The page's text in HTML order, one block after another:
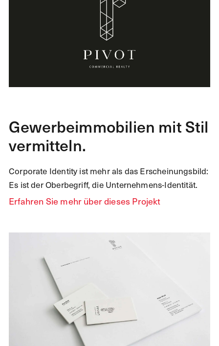
Gewerbeimmobilien mit Stil
vermitteln.
Corporate Identity ist mehr als das Erscheinungsbild:
Es ist der Oberbegriff, die Unternehmens-Identität.
Erfahren Sie mehr über dieses Projekt